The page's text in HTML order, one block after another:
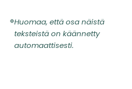
Huomaa, että osa näistä
teksteistä on käännetty
automaattisesti.